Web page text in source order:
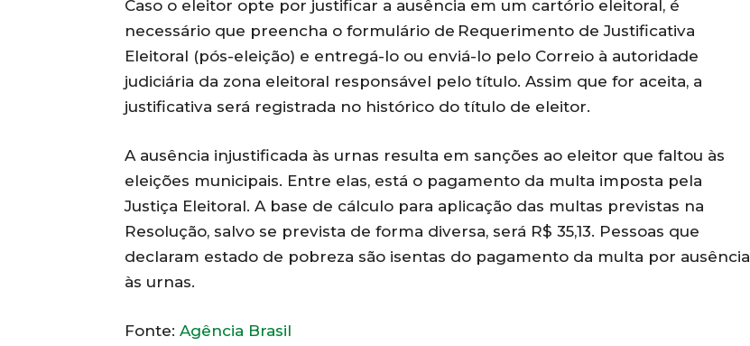
Caso o eleitor opte por justificar a ausência em um cartório eleitoral, é
necessário que preencha o formulário de Requerimento de Justificativa
Eleitoral (pós-eleição) e entregá-lo ou enviá-lo pelo Correio à autoridade
judiciária da zona eleitoral responsável pelo título. Assim que for aceita, a
justificativa será registrada no histórico do título de eleitor.
A ausência injustificada às urnas resulta em sanções ao eleitor que faltou às
eleições municipais. Entre elas, está o pagamento da multa imposta pela
Justiça Eleitoral. A base de cálculo para aplicação das multas previstas na
Resolução, salvo se prevista de forma diversa, será R$ 35,13. Pessoas que
declaram estado de pobreza são isentas do pagamento da multa por ausência
às urnas.
Fonte: Agência Brasil